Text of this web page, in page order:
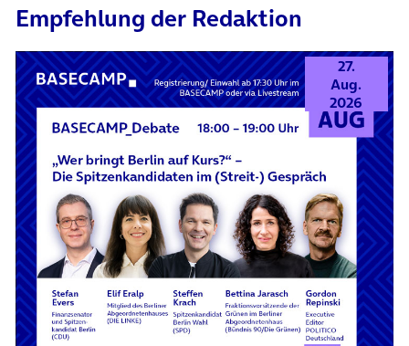
Empfehlung der Redaktion
27.
Aug.
2026